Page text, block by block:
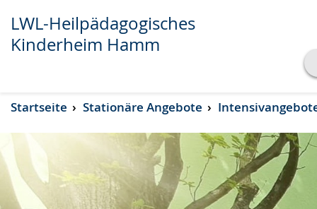
Transkript anzeigen
Abspielen
Pausieren
LWL-Heilpädagogisches
Kinderheim Hamm
Startseite Stationäre Angebote